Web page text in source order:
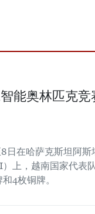
能奥林匹克竞
日在哈萨克斯坦阿斯
上，越南国家代表
4枚铜牌。